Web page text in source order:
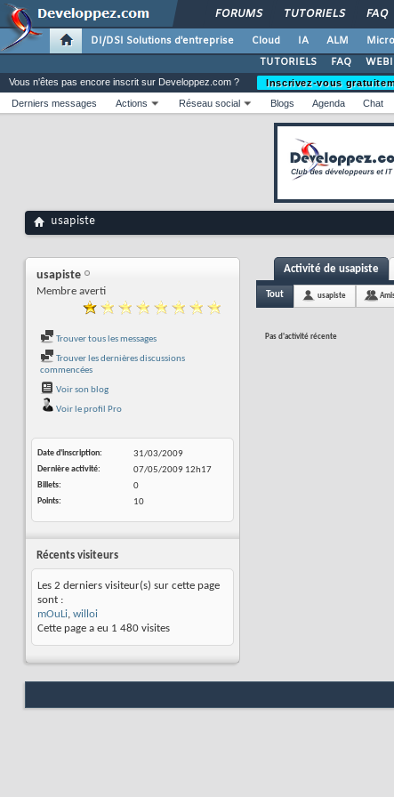
FORUMS TUTORIELS FAQ
DI/DSI Solutions d'entreprise Cloud IA ALM
TUTORIELS
FAQ
Vous n'êtes pas encore inscrit sur Developpez.com ?
Inscrivez-vous
Derniers messages
Actions Réseau social Blogs Agenda Chat
usapiste
usapiste
Membre averti
Trouver tous les messages
Trouver les dernières discussions
commencées
Voir son blog
Voir le profil Pro
Date d'inscription
31/03/2009
Dernière activité
07/05/2009 12h17
Billets
0
Points
10
Récents visiteurs
Les 2 derniers visiteur(s) sur cette page
sont :
mOuLi, willoi
Cette page a eu 1 480 visites
Activité de usapiste
Tout usapiste
Pas d'activité récente